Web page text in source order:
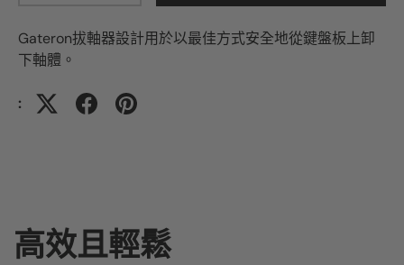
Gateron拔軸器設計用於以最佳方式安全地從鍵盤板上卸
下軸體。
:
高效且輕鬆